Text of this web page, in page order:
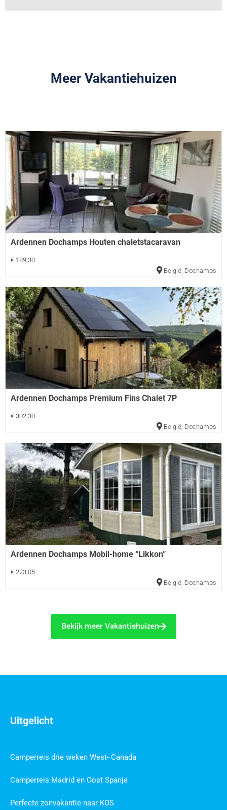
Meer Vakantiehuizen
Ardennen Dochamps Houten chaletstacaravan
€ 189,30
België, Dochamps
Ardennen Dochamps Premium Fins Chalet 7P
€ 302,30
België, Dochamps
Ardennen Dochamps Mobil-home “Likkon”
€ 223,05
België, Dochamps
Bekijk meer Vakantiehuizen
Uitgelicht
Camperreis drie weken West- Canada
Camperreis Madrid en Oost Spanje
Perfecte zonvakantie naar KOS